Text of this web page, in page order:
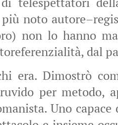
noto
non lo hanno
dal
era. Dimostrò
per metodo,
Uno